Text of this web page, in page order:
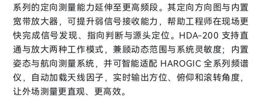
系列的定向测量能力延伸至更高频段。其定向方向图与内置
宽带放大器，可提升弱信号接收能力，帮助工程师在现场更
快完成信号发现、指向判断与源头定位。HDA-200 支持直
通与放大两种工作模式，兼顾动态范围与系统灵敏度；内置
姿态与航向测量系统，并可智能适配 HAROGIC 全系列频谱
仪，自动加载天线因子，实时输出方位、俯仰和滚转角度，
让外场测量更直观、更高效。